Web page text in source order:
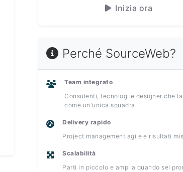
Inizia ora
Perché SourceWeb?
Team integrato
Consulenti, tecnologi e designer che
come un'unica squadra.
Delivery rapido
Project management agile e risultati
Scalabilità
Parti in piccolo e amplia quando sei